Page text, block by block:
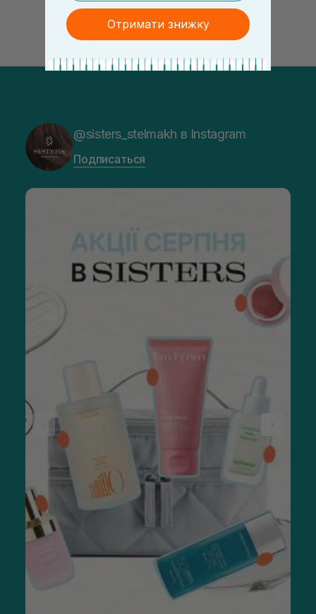
@sisters_stelmakh в Instagram
Подписаться
Отримати знижку